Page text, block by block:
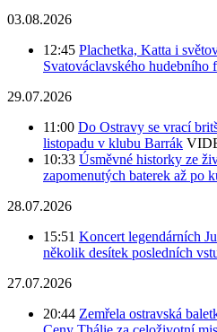
03.08.2026
12:45 Plachetka, Katta i
Svatováclavského hudebního
29.07.2026
11:00 Do Ostravy se vrací
listopadu v klubu Barrák
10:33 Úsměvné historky ze
zapomenutých baterek až po
28.07.2026
15:51 Koncert legendárních
několik desítek posledních
27.07.2026
20:44 Zemřela ostravská